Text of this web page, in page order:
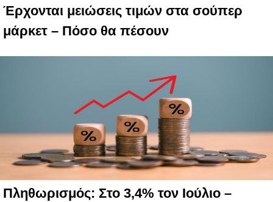
Έρχονται μειώσεις τιμών στα σούπερ
μάρκετ – Πόσο θα πέσουν
Πληθωρισμός: Στο 3,4% τον Ιούλιο –